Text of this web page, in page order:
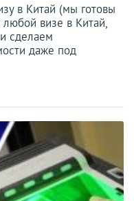
в Китай (мы готовы
любой визе в Китай,
сделаем
даже под